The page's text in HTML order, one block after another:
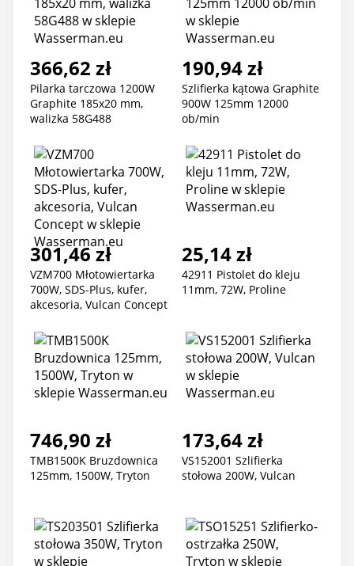
366,62 zł
Pilarka tarczowa 1200W
Graphite 185x20 mm,
walizka 58G488
190,94 zł
Szlifierka kątowa Graphite
900W 125mm 12000
ob/min
301,46 zł
VZM700 Młotowiertarka
700W, SDS-Plus, kufer,
akcesoria, Vulcan Concept
25,14 zł
42911 Pistolet do kleju
11mm, 72W, Proline
746,90 zł
TMB1500K Bruzdownica
125mm, 1500W, Tryton
173,64 zł
VS152001 Szlifierka
stołowa 200W, Vulcan